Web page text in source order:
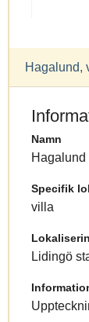
Hagalund,
Namn
Hagalund
Specifik
villa
Lidingö